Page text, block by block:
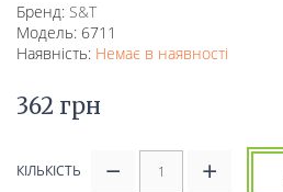
Бренд: S&T
Модель: 6711
Наявність: Немає в наявності
362 грн
КІЛЬКІСТЬ